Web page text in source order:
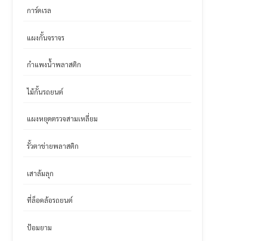
การ์ดเรล
แผงกั้นจราจร
กำแพงน้ำพลาสติก
ไม้กั้นรถยนต์
แผงหยุดตรวจสามเหลี่ยม
รั้วตาข่ายพลาสติก
เสาล้มลุก
ที่ล็อคล้อรถยนต์
ป้อมยาม